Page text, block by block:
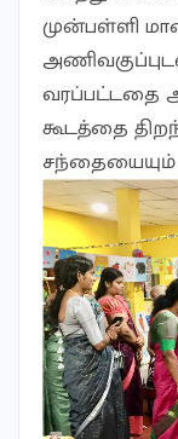
முன்பள்ளி
வரப்பட்டதை
கூடத்தை